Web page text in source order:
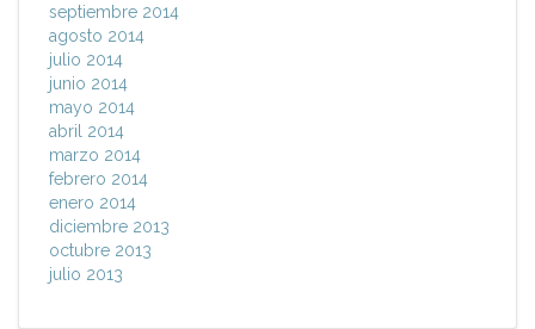
septiembre 2014
agosto 2014
julio 2014
junio 2014
mayo 2014
abril 2014
marzo 2014
febrero 2014
enero 2014
diciembre 2013
octubre 2013
julio 2013